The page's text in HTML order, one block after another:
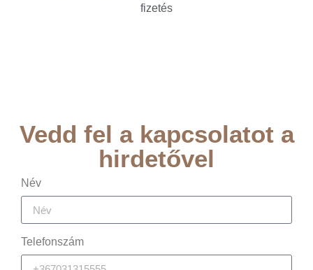
fizetés
Vedd fel a kapcsolatot a
hirdetővel
Név
Telefonszám